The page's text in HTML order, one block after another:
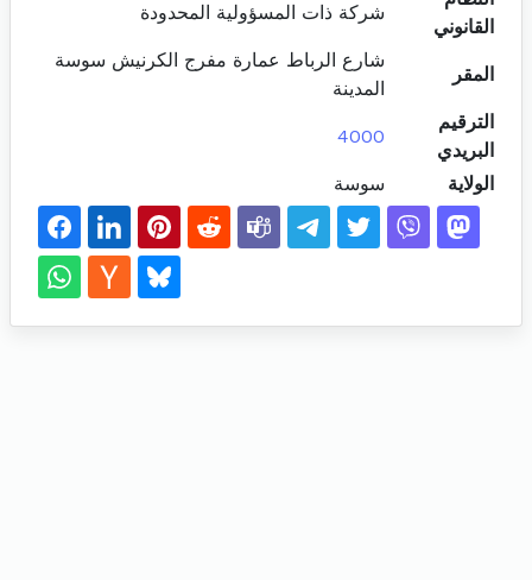
القانوني
شركة ذات المسؤولية المحدودة
المقر
شارع الرباط عمارة مفرج الكرنيش سوسة
المدينة
الترقيم
البريدي
4000
الولاية سوسة